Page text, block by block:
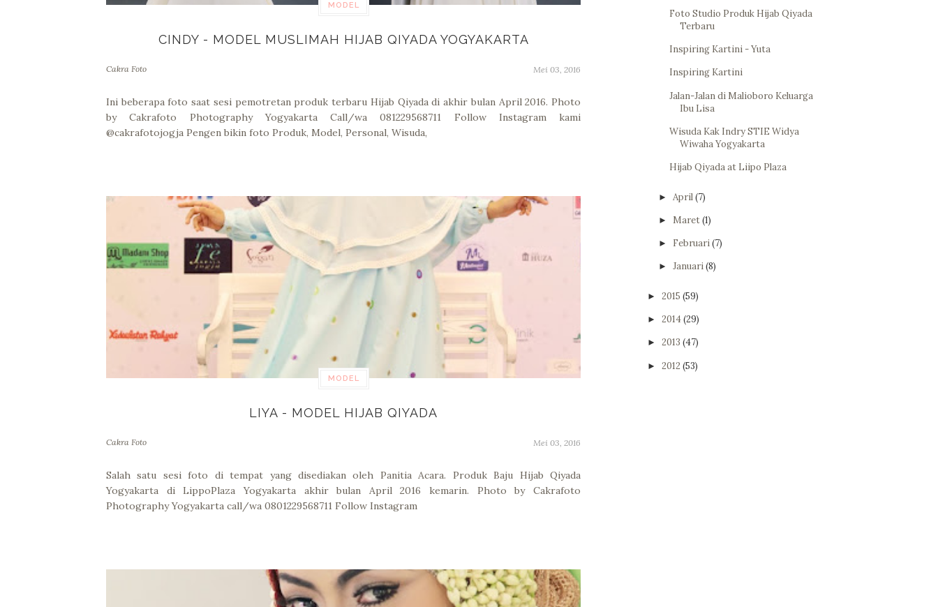
MODEL
CINDY - MODEL MUSLIMAH HIJAB QIYADA YOGYAKARTA
Cakra Foto Mei 03, 2016
Ini beberapa foto saat sesi pemotretan produk terbaru Hijab Qiyada di akhir bulan April 2016. Photo
by Cakrafoto Photography Yogyakarta Call/wa 081229568711 Follow Instagram kami
@cakrafotojogja Pengen bikin foto Produk, Model, Personal, Wisuda,
MODEL
LIYA - MODEL HIJAB QIYADA
Cakra Foto Mei 03, 2016
Salah satu sesi foto di tempat yang disediakan oleh Panitia Acara. Produk Baju Hijab Qiyada
Yogyakarta di LippoPlaza Yogyakarta akhir bulan April 2016 kemarin. Photo by Cakrafoto
Photography Yogyakarta call/wa 0801229568711 Follow Instagram
Foto Studio Produk Hijab Qiyada
Terbaru
Inspiring Kartini - Yuta
Inspiring Kartini
Jalan-Jalan di Malioboro Keluarga
Ibu Lisa
Wisuda Kak Indry STIE Widya
Wiwaha Yogyakarta
Hijab Qiyada at Liipo Plaza
► April(7)
► Maret(1)
► Februari(7)
► Januari(8)
► 2015 (59)
► 2014(29)
► 2013 (47)
► 2012 (53)